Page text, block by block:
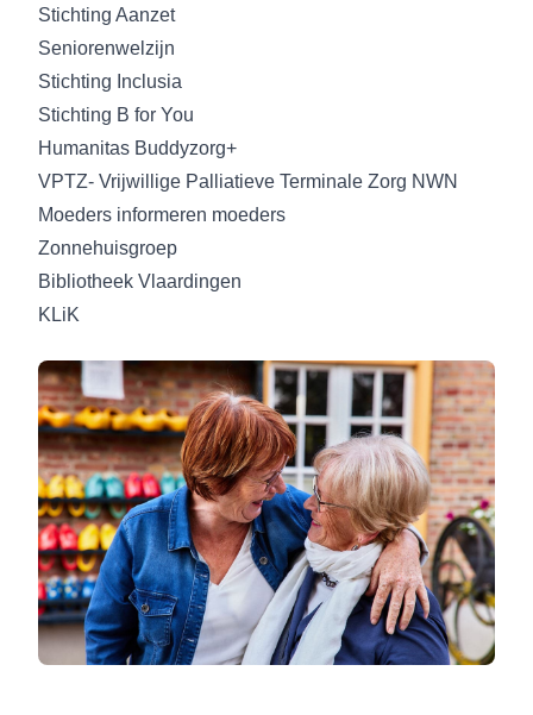
Stichting Aanzet
Seniorenwelzijn
Stichting Inclusia
Stichting B for You
Humanitas Buddyzorg+
VPTZ- Vrijwillige Palliatieve Terminale Zorg NWN
Moeders informeren moeders
Zonnehuisgroep
Bibliotheek Vlaardingen
KLiK